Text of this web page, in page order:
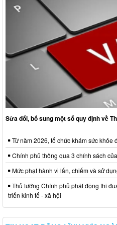
Sửa đổi, bổ sung một số quy định về
Từ năm 2026, tổ chức khám sức
Chính phủ thông qua 3 chính sách
Mức phạt hành vi lấn, chiếm và sử
Thủ tướng Chính phủ phát động thi
triển kinh tế - xã hội